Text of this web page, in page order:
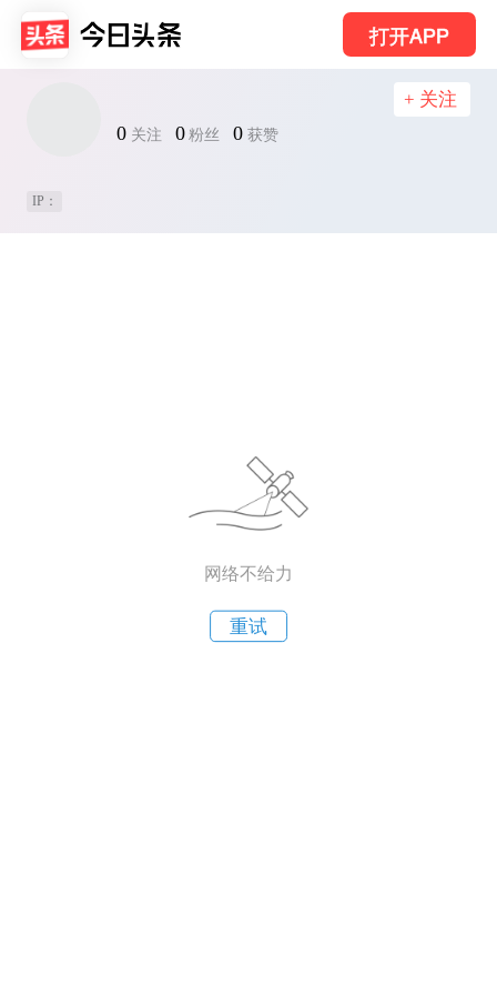
打开APP
0 关注 0 粉丝 0 获赞
+ 关注
IP：
网络不给力
重试